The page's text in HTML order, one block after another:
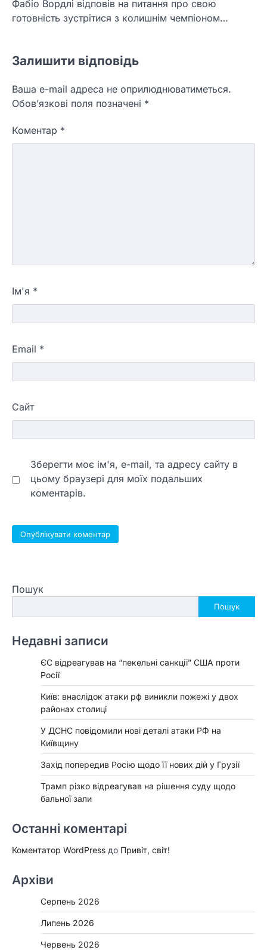
Фабіо Вордлі відповів на питання про свою
готовність зустрітися з колишнім чемпіоном…
Залишити відповідь
Ваша e-mail адреса не оприлюднюватиметься.
Обов’язкові поля позначені *
Коментар *
Ім'я *
Email *
Сайт
Зберегти моє ім'я, e-mail, та адресу сайту в
цьому браузері для моїх подальших
коментарів.
Пошук
Пошук
Недавні записи
ЄС відреагував на “пекельні санкції” США проти
Росії
Київ: внаслідок атаки рф виникли пожежі у двох
районах столиці
У ДСНС повідомили нові деталі атаки РФ на
Київщину
Захід попередив Росію щодо її нових дій у Грузії
Трамп різко відреагував на рішення суду щодо
бальної зали
Останні коментарі
Коментатор WordPress до Привіт, світ!
Архіви
Серпень 2026
Липень 2026
Червень 2026